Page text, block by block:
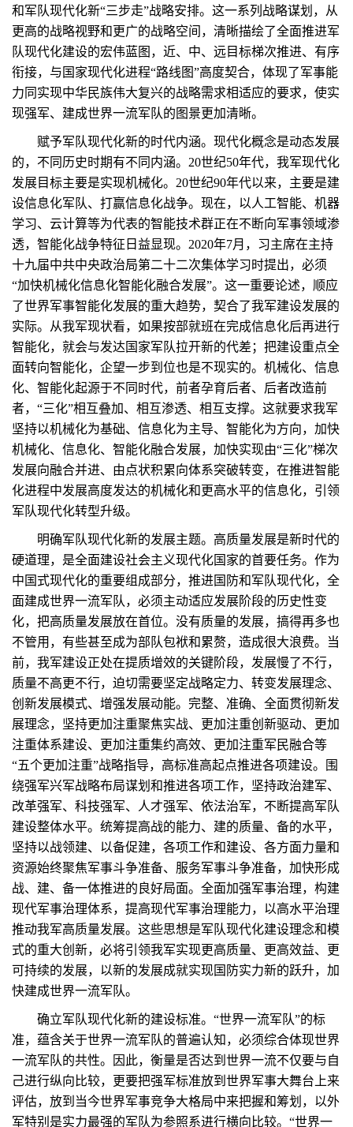
和军队现代化新“三步走”战略安排。这一系列战略谋划，从
更高的战略视野和更广的战略空间，清晰描绘了全面推进军
队现代化建设的宏伟蓝图，近、中、远目标梯次推进、有序
衔接，与国家现代化进程“路线图”高度契合，体现了军事能
力同实现中华民族伟大复兴的战略需求相适应的要求，使实
现强军、建成世界一流军队的图景更加清晰。
赋予军队现代化新的时代内涵。现代化概念是动态发展
的，不同历史时期有不同内涵。20世纪50年代，我军现代化
发展目标主要是实现机械化。20世纪90年代以来，主要是建
设信息化军队、打赢信息化战争。现在，以人工智能、机器
学习、云计算等为代表的智能技术群正在不断向军事领域渗
透，智能化战争特征日益显现。2020年7月，习主席在主持
十九届中共中央政治局第二十二次集体学习时提出，必须
“加快机械化信息化智能化融合发展”。这一重要论述，顺应
了世界军事智能化发展的重大趋势，契合了我军建设发展的
实际。从我军现状看，如果按部就班在完成信息化后再进行
智能化，就会与发达国家军队拉开新的代差；把建设重点全
面转向智能化，企望一步到位也是不现实的。机械化、信息
化、智能化起源于不同时代，前者孕育后者、后者改造前
者，“三化”相互叠加、相互渗透、相互支撑。这就要求我军
坚持以机械化为基础、信息化为主导、智能化为方向，加快
机械化、信息化、智能化融合发展，加快实现由“三化”梯次
发展向融合并进、由点状积累向体系突破转变，在推进智能
化进程中发展高度发达的机械化和更高水平的信息化，引领
军队现代化转型升级。
明确军队现代化新的发展主题。高质量发展是新时代的
硬道理，是全面建设社会主义现代化国家的首要任务。作为
中国式现代化的重要组成部分，推进国防和军队现代化，全
面建成世界一流军队，必须主动适应发展阶段的历史性变
化，把高质量发展放在首位。没有质量的发展，搞得再多也
不管用，有些甚至成为部队包袱和累赘，造成很大浪费。当
前，我军建设正处在提质增效的关键阶段，发展慢了不行，
质量不高更不行，迫切需要坚定战略定力、转变发展理念、
创新发展模式、增强发展动能。完整、准确、全面贯彻新发
展理念，坚持更加注重聚焦实战、更加注重创新驱动、更加
注重体系建设、更加注重集约高效、更加注重军民融合等
“五个更加注重”战略指导，高标准高起点推进各项建设。围
绕强军兴军战略布局谋划和推进各项工作，坚持政治建军、
改革强军、科技强军、人才强军、依法治军，不断提高军队
建设整体水平。统筹提高战的能力、建的质量、备的水平，
坚持以战领建、以备促建，各项工作和建设、各方面力量和
资源始终聚焦军事斗争准备、服务军事斗争准备，加快形成
战、建、备一体推进的良好局面。全面加强军事治理，构建
现代军事治理体系，提高现代军事治理能力，以高水平治理
推动我军高质量发展。这些思想是军队现代化建设理念和模
式的重大创新，必将引领我军实现更高质量、更高效益、更
可持续的发展，以新的发展成就实现国防实力新的跃升，加
快建成世界一流军队。
确立军队现代化新的建设标准。“世界一流军队”的标
准，蕴含关于世界一流军队的普遍认知，必须综合体现世界
一流军队的共性。因此，衡量是否达到世界一流不仅要与自
己进行纵向比较，更要把强军标准放到世界军事大舞台上来
评估，放到当今世界军事竞争大格局中来把握和筹划，以外
军特别是实力最强的军队为参照系进行横向比较。“世界一